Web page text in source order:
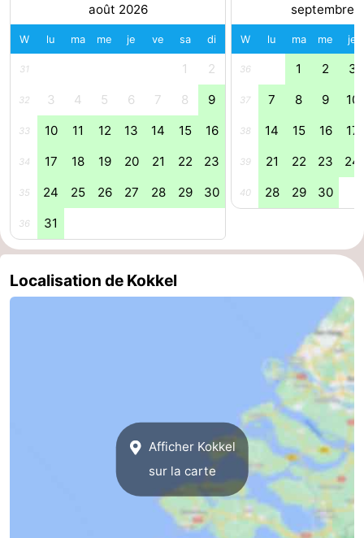
intérieures
de
golf
de
être
Villages
villes
Visites
guidées
Sports
Piscines
-
Faire
-
août 2026
W lu ma me je ve sa di
31 1 2
32 3 4 5 6 7 8 9
33 10 11 12 13 14 15 16
34 17 18 19 20 21 22 23
35 24 25 26 27 28 29 30
36 31
septembre
W lu ma me je
36 1 2 3
37 7 8 9 10
38 14 15 16 17
39 21 22 23 24
40 28 29 30
Localisation de Kokkel
Afficher Kokkel
sur la carte